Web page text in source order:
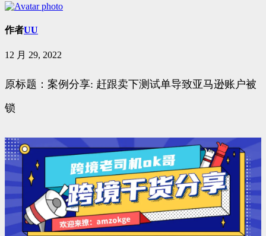
作者UU
12 月 29, 2022
原标题：案例分享: 赶跟卖下测试单导致亚马逊账户被
锁